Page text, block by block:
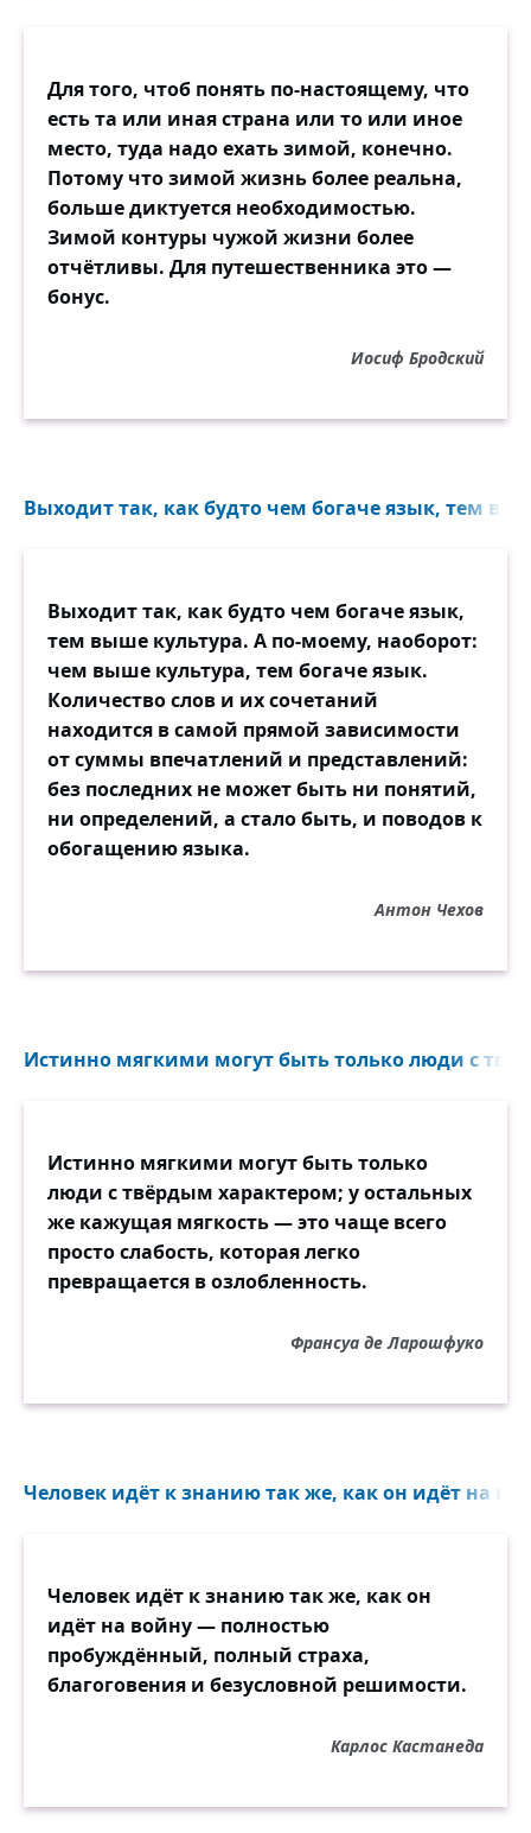
Для того, чтоб понять по-настоящему, что
есть та или иная страна или то или иное
место, туда надо ехать зимой, конечно.
Потому что зимой жизнь более реальна,
больше диктуется необходимостью.
Зимой контуры чужой жизни более
отчётливы. Для путешественника это —
бонус.
Иосиф Бродский
Выходит так, как будто чем богаче язык, тем
Выходит так, как будто чем богаче язык,
тем выше культура. А по-моему, наоборот:
чем выше культура, тем богаче язык.
Количество слов и их сочетаний
находится в самой прямой зависимости
от суммы впечатлений и представлений:
без последних не может быть ни понятий,
ни определений, а стало быть, и поводов к
обогащению языка.
Антон Чехов
Истинно мягкими могут быть только люди с
Истинно мягкими могут быть только
люди с твёрдым характером; у остальных
же кажущая мягкость — это чаще всего
просто слабость, которая легко
превращается в озлобленность.
Франсуа де Ларошфуко
Человек идёт к знанию так же, как он идёт на
Человек идёт к знанию так же, как он
идёт на войну — полностью
пробуждённый, полный страха,
благоговения и безусловной решимости.
Карлос Кастанеда